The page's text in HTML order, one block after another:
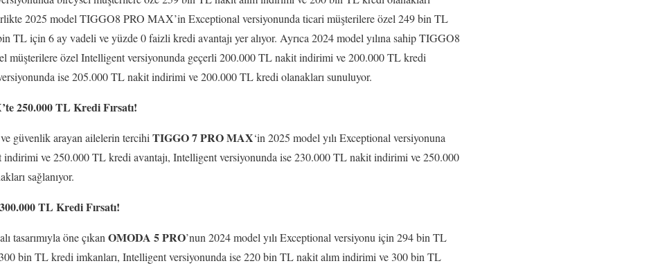
2025 model TIGGO8 PRO MAX’in Exceptional versiyonunda ticari müşterilere özel 249 bin TL
TL için 6 ay vadeli ve yüzde 0 faizli kredi avantajı yer alıyor. Ayrıca 2024 model yılına sahip TIGGO8
müşterilere özel Intelligent versiyonunda geçerli 200.000 TL nakit indirimi ve 200.000 TL kredi
ise 205.000 TL nakit indirimi ve 200.000 TL kredi olanakları sunuluyor.
250.000 TL Kredi Fırsatı!
güvenlik arayan ailelerin tercihi TIGGO 7 PRO MAX‘in 2025 model yılı Exceptional versiyonuna
ve 250.000 TL kredi avantajı, Intelligent versiyonunda ise 230.000 TL nakit indirimi ve 250.000
sağlanıyor.
TL Kredi Fırsatı!
tasarımıyla öne çıkan OMODA 5 PRO’nun 2024 model yılı Exceptional versiyonu için 294 bin TL
bin TL kredi imkanları, Intelligent versiyonunda ise 220 bin TL nakit alım indirimi ve 300 bin TL